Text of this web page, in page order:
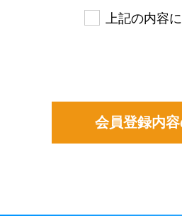
会員は会員登録を行
更・追加・削除でき
上記の内容